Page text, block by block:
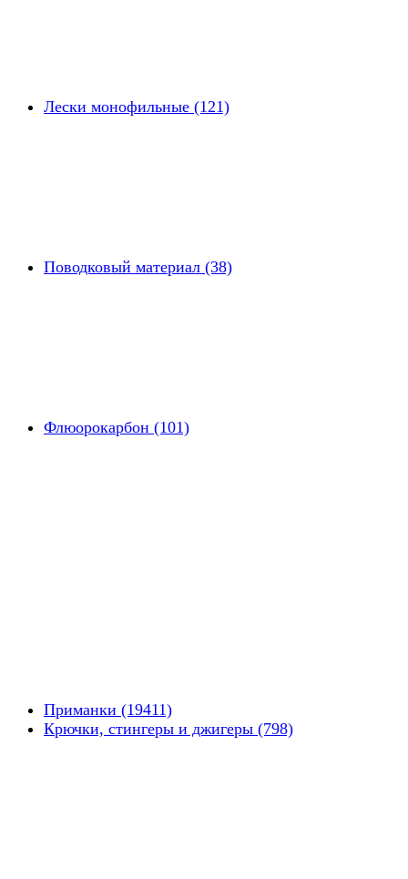
Лески монофильные (121)
Поводковый материал (38)
Флюорокарбон (101)
Приманки (19411)
Крючки, стингеры и джигеры (798)